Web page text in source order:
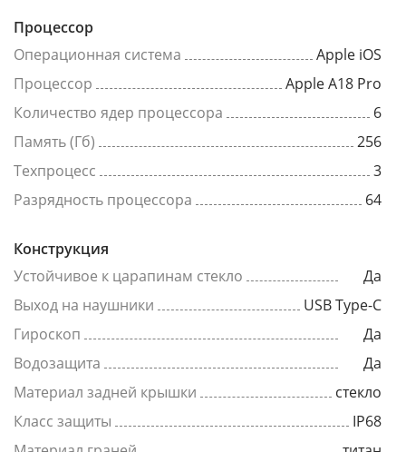
Процессор
Операционная система
Apple iOS
Процессор
Apple A18 Pro
Количество ядер процессора
6
Память (Гб)
256
Техпроцесс
3
Разрядность процессора
64
Конструкция
Устойчивое к царапинам стекло
Да
Выход на наушники
USB Type-C
Гироскоп
Да
Водозащита
Да
Материал задней крышки
стекло
Класс защиты
IP68